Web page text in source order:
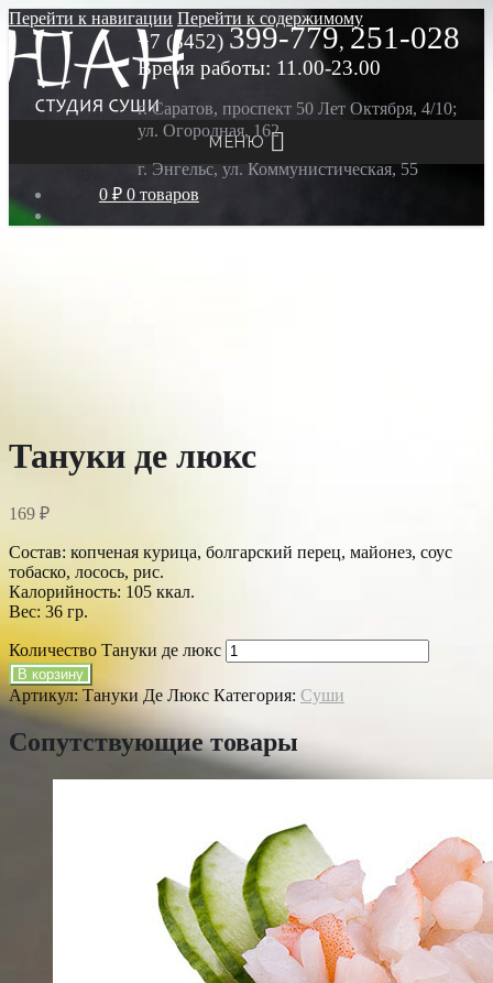
Перейти к навигации Перейти к содержимому
МЕНЮ
0 ₽ 0 товаров
+7 (8452) 399-779, 251-028
Время работы: 11.00-23.00
г. Саратов, проспект 50 Лет Октября, 4/10;
ул. Огородная, 162
г. Энгельс, ул. Коммунистическая, 55
Тануки де люкс
169 ₽
Состав: копченая курица, болгарский перец, майонез, соус
тобаско, лосось, рис.
Калорийность: 105 ккал.
Вес: 36 гр.
Количество Тануки де люкс
В корзину
Артикул: Тануки Де Люкс Категория: Суши
Сопутствующие товары